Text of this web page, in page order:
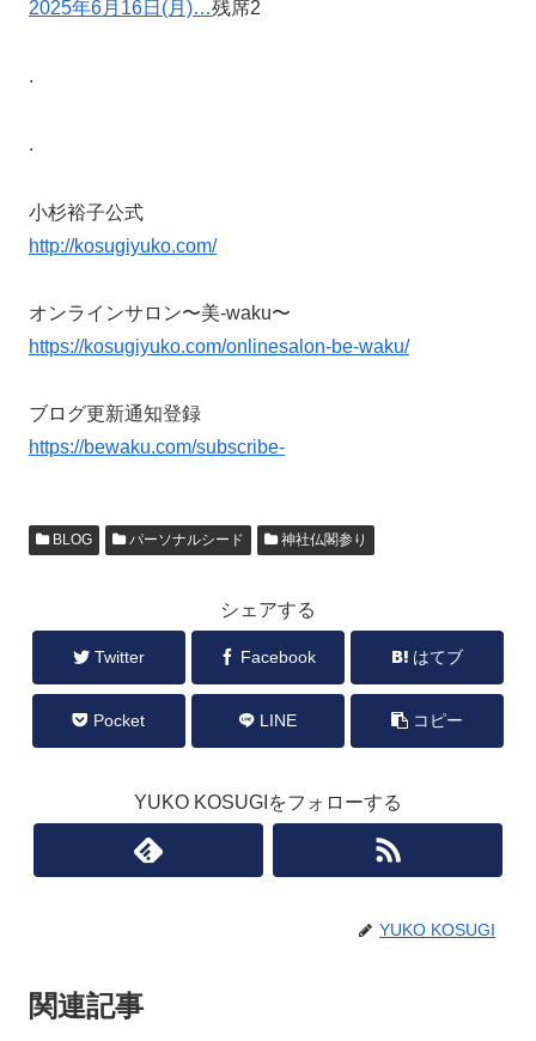
2025年6月16日(月)…残席2
.
.
小杉裕子公式
http://kosugiyuko.com/
オンラインサロン〜美-waku〜
https://kosugiyuko.com/onlinesalon-be-waku/
ブログ更新通知登録
https://bewaku.com/subscribe-
BLOG パーソナルシード 神社仏閣参り
シェアする
Twitter Facebook はてブ
Pocket LINE コピー
YUKO KOSUGIをフォローする
YUKO KOSUGI
関連記事